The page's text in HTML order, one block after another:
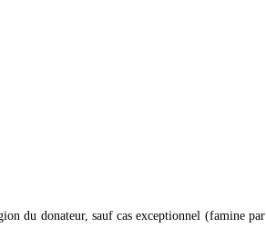
du donateur, sauf cas exceptionnel (famine par